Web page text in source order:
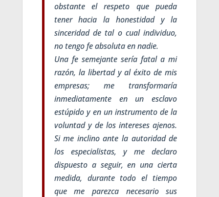
obstante el respeto que pueda
tener hacia la honestidad y la
sinceridad de tal o cual individuo,
no tengo fe absoluta en nadie.
Una fe semejante sería fatal a mi
razón, la libertad y al éxito de mis
empresas; me transformaría
inmediatamente en un esclavo
estúpido y en un instrumento de la
voluntad y de los intereses ajenos.
Si me inclino ante la autoridad de
los especialistas, y me declaro
dispuesto a seguir, en una cierta
medida, durante todo el tiempo
que me parezca necesario sus